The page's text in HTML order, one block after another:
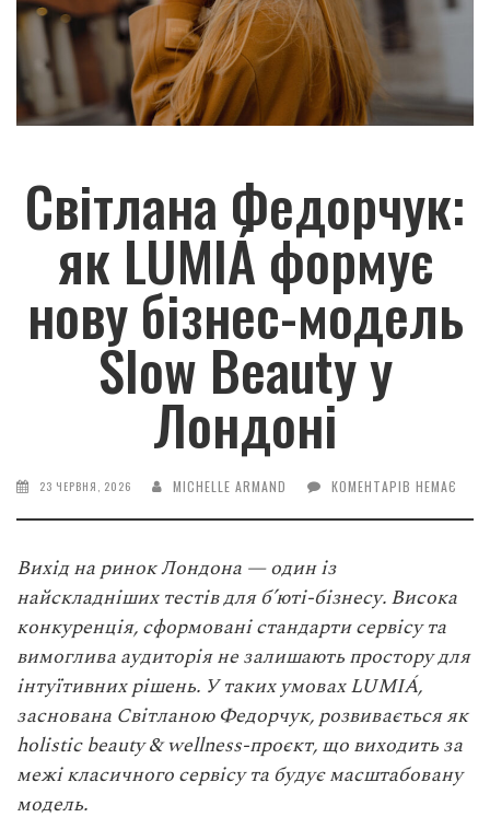
Світлана Федорчук:
як LUMIÁ формує
нову бізнес-модель
Slow Beauty у
Лондоні
23 ЧЕРВНЯ, 2026 MICHELLE ARMAND КОМЕНТАРІВ НЕМАЄ
Вихід на ринок Лондона — один із
найскладніших тестів для б’юті-бізнесу. Висока
конкуренція, сформовані стандарти сервісу та
вимоглива аудиторія не залишають простору для
інтуїтивних рішень. У таких умовах LUMIÁ,
заснована Світланою Федорчук, розвивається як
holistic beauty & wellness-проєкт, що виходить за
межі класичного сервісу та будує масштабовану
модель.